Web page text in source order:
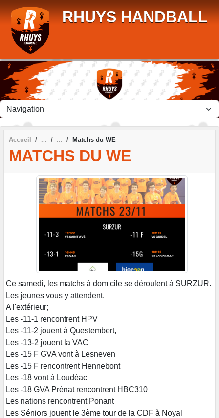
RHUYS HANDBALL
Accueil Matchs du WE
MATCHS DU WE
Ce samedi, les matchs à domicile se déroulent à SURZUR.
Les jeunes vous y attendent.
A l'extérieur;
Les -11-1 rencontrent HPV
Les -11-2 jouent à Questembert,
Les -13-2 jouent la VAC
Les -15 F GVA vont à Lesneven
Les -15 F rencontrent Hennebont
Les -18 vont à Loudéac
Les -18 GVA Prénat rencontrent HBC310
Les nations rencontrent Ponant
Les Séniors jouent le 3ème tour de la CDF à Noyal
Panneau de gestion des cookies